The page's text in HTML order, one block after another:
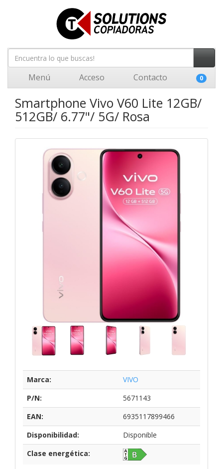
Menú Acceso Contacto 0
Smartphone Vivo V60 Lite 12GB/
512GB/ 6.77"/ 5G/ Rosa
Marca:
VIVO
P/N:
5671143
EAN:
6935117899466
Disponibilidad:
Disponible
Clase energética: